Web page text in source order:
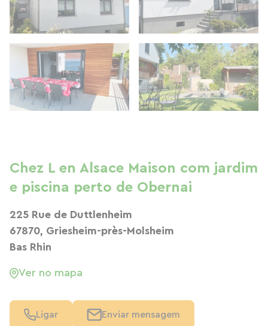
Chez L en Alsace Maison com jardim
e piscina perto de Obernai
225 Rue de Duttlenheim
67870, Griesheim-près-Molsheim
Bas Rhin
Ver no mapa
Ligar Enviar mensagem